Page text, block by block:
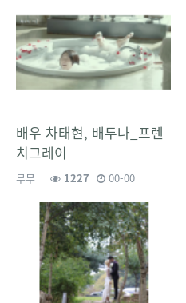
배우 차태현, 배두나_프렌
치그레이
무무 1227 00-00